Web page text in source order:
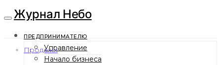
Журнал Небо
ПРЕДПРИНИМАТЕЛЮ
Управление
Начало бизнеса
Продажи